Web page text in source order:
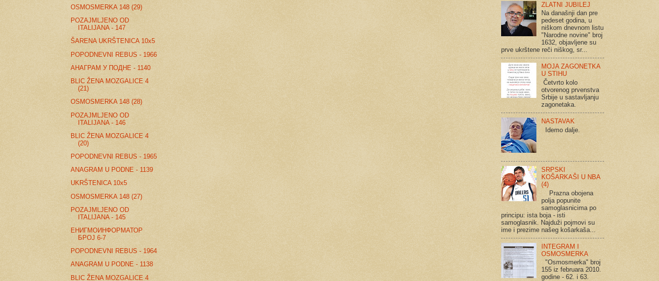
OSMOSMERKA 148 (29)
POZAJMLJENO OD
ITALIJANA - 147
ŠARENA UKRŠTENICA 10x5
POPODNEVNI REBUS - 1966
АНАГРАМ У ПОДНЕ - 1140
BLIC ŽENA MOZGALICE 4
(21)
OSMOSMERKA 148 (28)
POZAJMLJENO OD
ITALIJANA - 146
BLIC ŽENA MOZGALICE 4
(20)
POPODNEVNI REBUS - 1965
ANAGRAM U PODNE - 1139
UKRŠTENICA 10x5
OSMOSMERKA 148 (27)
POZAJMLJENO OD
ITALIJANA - 145
ЕНИГМОИНФОРМАТОР
БРОЈ 6-7
POPODNEVNI REBUS - 1964
ANAGRAM U PODNE - 1138
BLIC ŽENA MOZGALICE 4
ZLATNI JUBILEJ
Na današnji dan pre
pedeset godina, u
niškom dnevnom listu
"Narodne novine" broj
1632, objavljene su
prve ukrštene reči niškog, sr...
MOJA ZAGONETKA
U STIHU
Četvrto kolo
otvorenog prvenstva
Srbije u sastavljanju
zagonetaka.
NASTAVAK
Idemo dalje.
SRPSKI
KOŠARKAŠI U NBA
(4)
Prazna obojena
polja popunite
samoglasnicima po
principu: ista boja - isti
samoglasnik. Najduži pojmovi su
ime i prezime našeg košarkaša...
INTEGRAM I
OSMOSMERKA
"Osmosmerka" broj
155 iz februara 2010.
godine - 62. i 63.